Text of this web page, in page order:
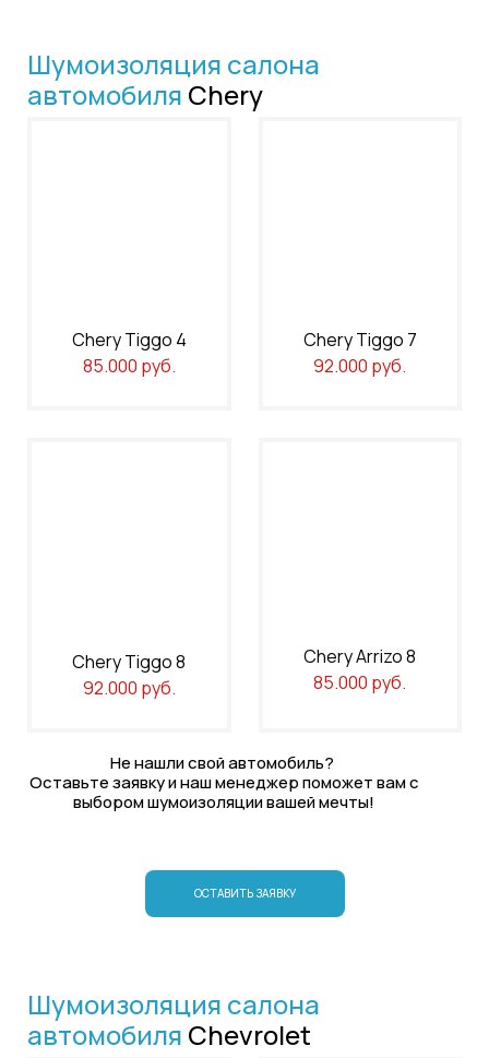
Chery Tiggo 4
85.000 руб.
Chery Tiggo 7
92.000 руб.
Chery Tiggo 8
92.000 руб.
Chery Arrizo 8
85.000 руб.
ОСТАВИТЬ ЗАЯВКУ
Не нашли свой автомобиль?
Оставьте заявку и наш менеджер поможет вам с
выбором шумоизоляции вашей мечты!
Шумоизоляция салона
автомобиля Chery
Шумоизоляция салона
автомобиля Chevrolet